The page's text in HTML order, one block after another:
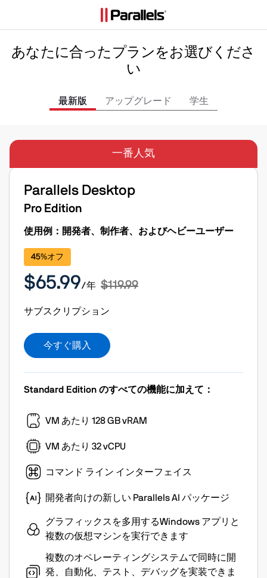
あなたに合ったプランをお選びくださ
い
最新版 アップグレード 学生
一番人気
Parallels Desktop
Pro Edition
使用例：開発者、制作者、およびヘビーユーザー
45%オフ
$65.99/年 $119.99
サブスクリプション
今すぐ購入
Standard Edition のすべての機能に加えて：
VM あたり 128 GB vRAM
VM あたり 32 vCPU
コマンド ライン インターフェイス
開発者向けの新しい Parallels AI パッケージ
グラフィックスを多用するWindows アプリと
複数の仮想マシンを実行できます
複数のオペレーティングシステムで同時に開
発、自動化、テスト、デバッグを実装できま